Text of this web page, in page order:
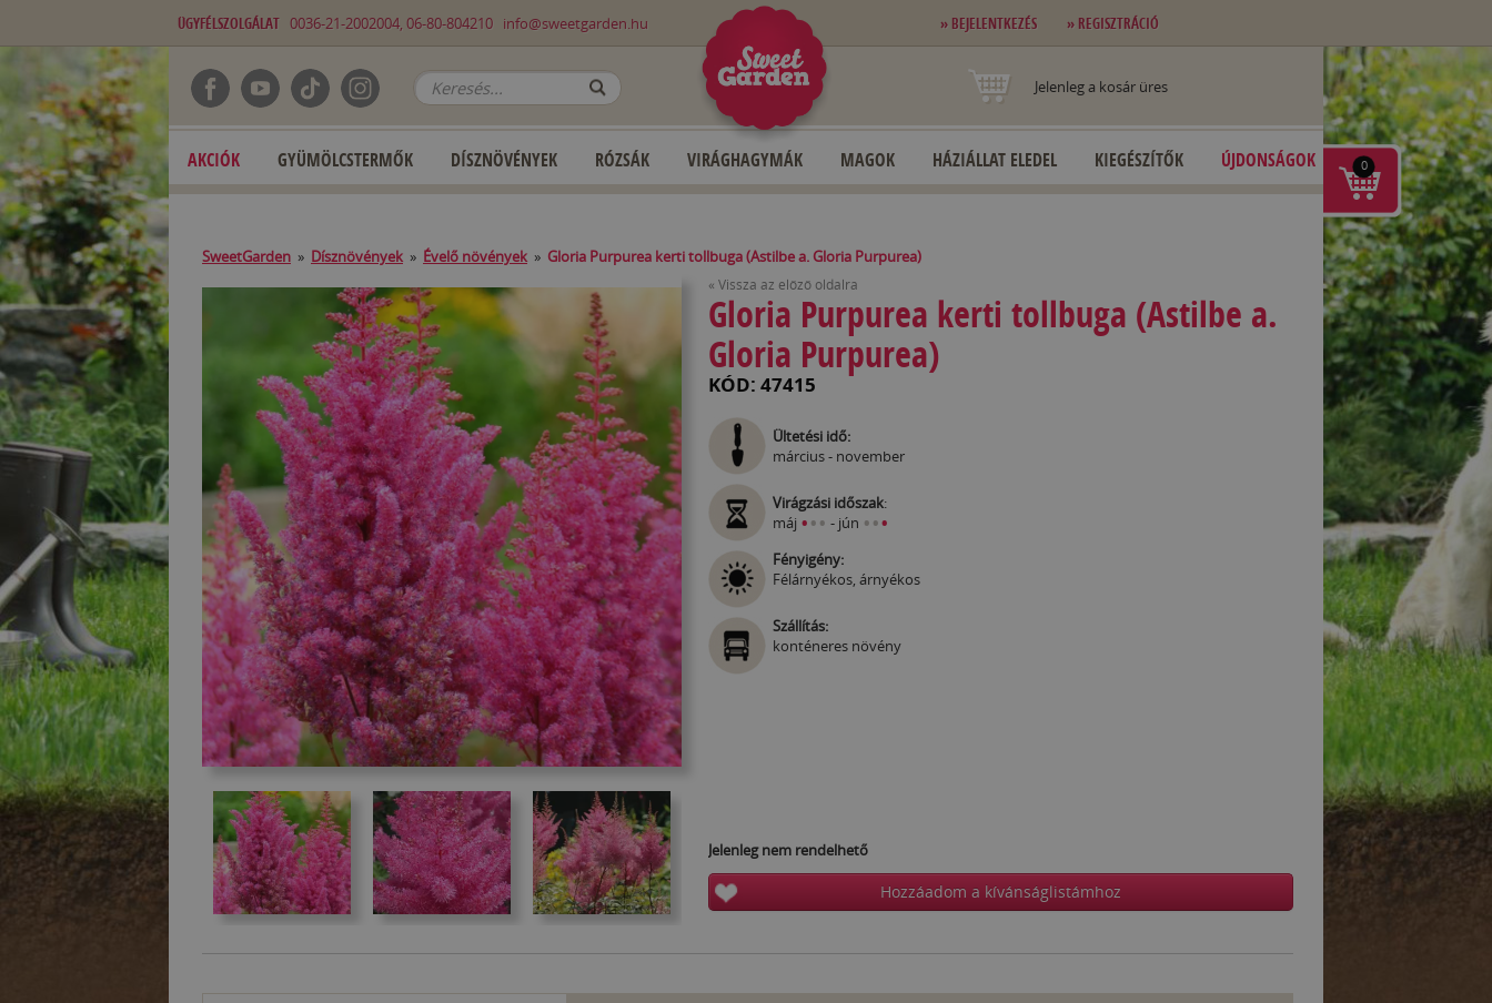
ÜGYFÉLSZOLGÁLAT 0036-21-2002004, 06-80-804210 info@sweetgarden.hu » BEJELENTKEZÉS » REGISZTRÁCIÓ
Jelenleg a kosár üres
AKCIÓK GYÜMÖLCSTERMŐK DÍSZNÖVÉNYEK RÓZSÁK VIRÁGHAGYMÁK MAGOK HÁZIÁLLAT ELEDEL KIEGÉSZÍTŐK ÚJDONSÁGOK
SweetGarden » Dísznövények » Évelő növények » Gloria Purpurea kerti tollbuga (Astilbe a. Gloria Purpurea)
« Vissza az előző oldalra
Gloria Purpurea kerti tollbuga (Astilbe a.
Gloria Purpurea)
KÓD: 47415
Ültetési idő:
március - november
Virágzási időszak:
máj ••• - jún •••
Fényigény:
Félárnyékos, árnyékos
Szállítás:
konténeres növény
Jelenleg nem rendelhető
Hozzáadom a kívánságlistámhoz
0